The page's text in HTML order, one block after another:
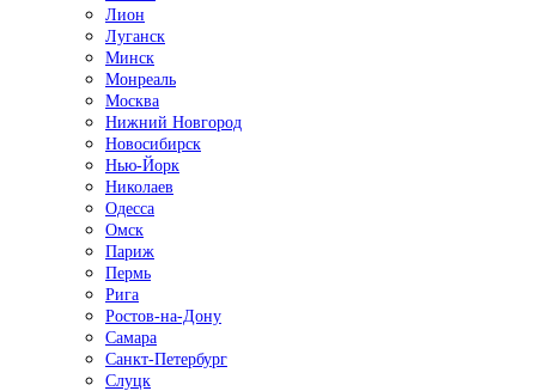
Лион
Луганск
Минск
Монреаль
Москва
Нижний Новгород
Новосибирск
Нью-Йорк
Николаев
Одесса
Омск
Париж
Пермь
Рига
Ростов-на-Дону
Самара
Санкт-Петербург
Слуцк